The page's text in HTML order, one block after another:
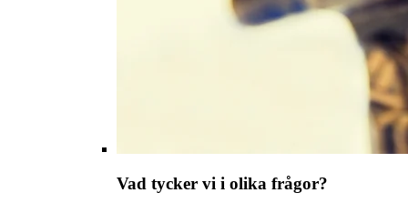
Vad tycker vi i olika frågor?